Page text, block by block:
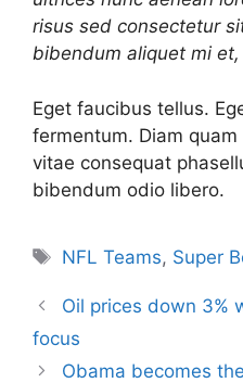
risus sed consectetur
bibendum aliquet mi
Eget faucibus tellus.
fermentum. Diam
vitae consequat
bibendum odio libero.
Tags
NFL Teams, Super
Oil prices down 3%
focus
Obama becomes